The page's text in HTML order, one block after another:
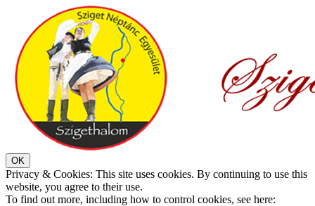
Privacy & Cookies: This site uses cookies. By continuing to use this
website, you agree to their use.
To find out more, including how to control cookies, see here: